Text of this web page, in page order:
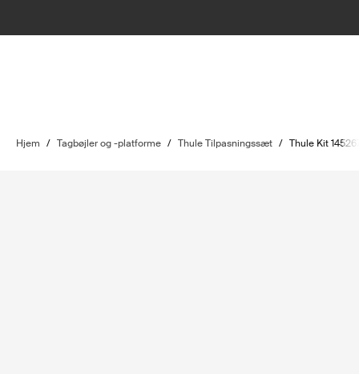
Hjem / Tagbøjler og -platforme / Thule Tilpasningssæt / Thule Kit